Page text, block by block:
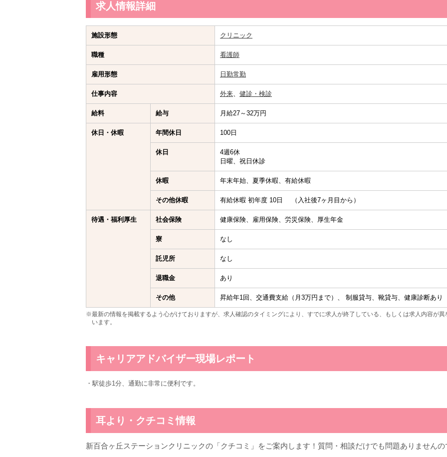
求人情報詳細
施設形態 クリニック
職種 看護師
雇用形態 日勤常勤
仕事内容 外来、 健診・検診
給料 給与 月給27～32万円
休日・休暇 年間休日 100日
休日
4週6休
日曜、祝日休診
休暇 年末年始、夏季休暇、有給休暇
その他休暇 有給休暇 初年度 10日 （入社後7ヶ月目から）
待遇・福利厚生 社会保険 健康保険、雇用保険、労災保険、厚生年金
寮 なし
託児所 なし
退職金 あり
その他 昇給年1回、交通費支給（月3万円まで）、 制服貸与、靴貸与、健康診断あり
※最新の情報を掲載するよう心がけておりますが、求人確認のタイミングにより、すでに求人が終了している、もしくは求人内容が
います。
キャリアアドバイザー現場レポート
・駅徒歩1分、通勤に非常に便利です。
耳より・クチコミ情報
新百合ヶ丘ステーションクリニックの「クチコミ」をご案内します！質問・相談だけでも問題ありませんの